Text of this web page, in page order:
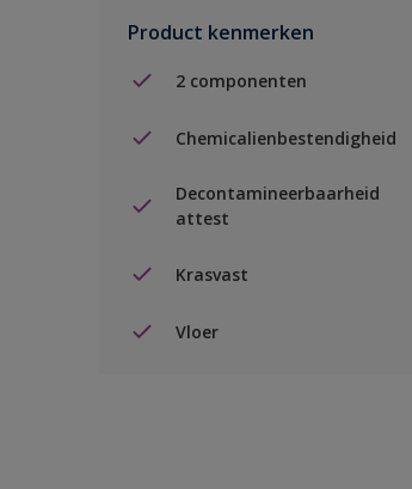
Product kenmerken
2 componenten
Chemicalienbestendigheid
Decontamineerbaarheid
attest
Krasvast
Vloer